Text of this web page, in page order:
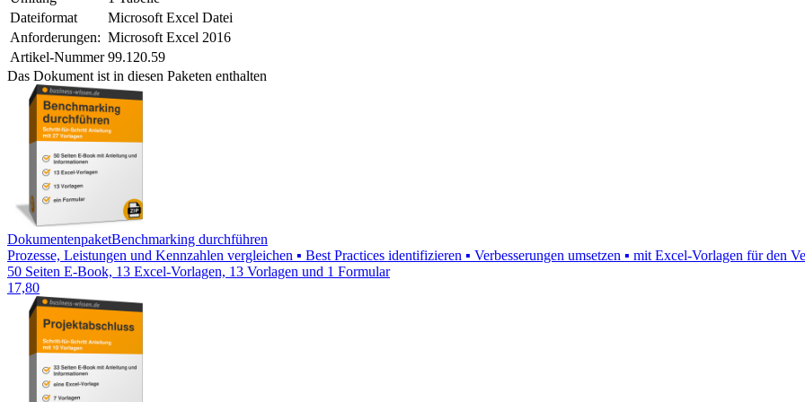
Dateiformat
Microsoft Excel Datei
Anforderungen: Microsoft Excel 2016
Artikel-Nummer 99.120.59
Das Dokument ist in diesen Paketen enthalten
DokumentenpaketBenchmarking durchführen
Prozesse, Leistungen und Kennzahlen vergleichen ▪ Best Practices identifizieren ▪ Verbesserungen umsetzen ▪ mit Excel-Vorlagen für den
50 Seiten E-Book, 13 Excel-Vorlagen, 13 Vorlagen und 1 Formular
17,80